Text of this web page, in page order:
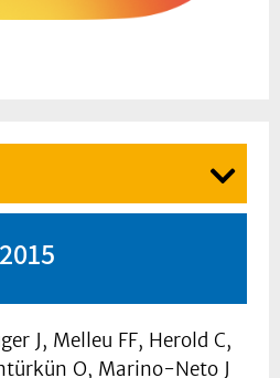
J, Melleu FF, Herold C,
O, Marino-Neto J